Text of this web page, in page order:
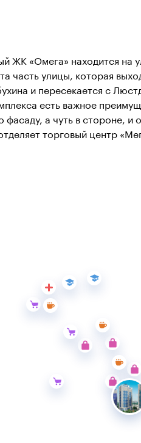
ЖК «Омега» находится на
часть улицы, которая
и пересекается с
есть важное
фасаду, а чуть в стороне, и
торговый центр